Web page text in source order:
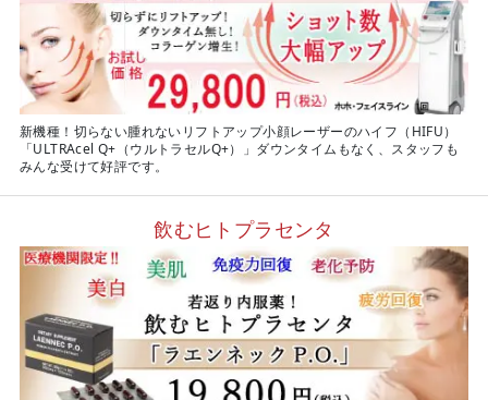
新機種！切らない腫れないリフトアップ小顔レーザーのハイフ（HIFU）
「ULTRAcel Q+（ウルトラセルQ+）」ダウンタイムもなく、スタッフも
みんな受けて好評です。
飲むヒトプラセンタ